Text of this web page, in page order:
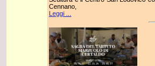
Cennano,
Leggi ...